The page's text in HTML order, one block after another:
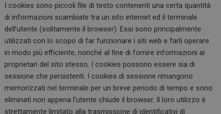
I cookies sono piccoli file di testo contenenti una certa quantità
di informazioni scambiate tra un sito internet ed il terminale
dell’utente (solitamente il browser). Essi sono principalmente
utilizzati con lo scopo di far funzionare i siti web e farli operare
in modo più efficiente, nonché al fine di fornire informazioni ai
proprietari del sito stesso. I cookies possono essere sia di
sessione che persistenti. I cookies di sessione rimangono
memorizzati nel terminale per un breve periodo di tempo e sono
eliminati non appena l’utente chiude il browser. Il loro utilizzo è
strettamente limitato alla trasmissione di identificativi di